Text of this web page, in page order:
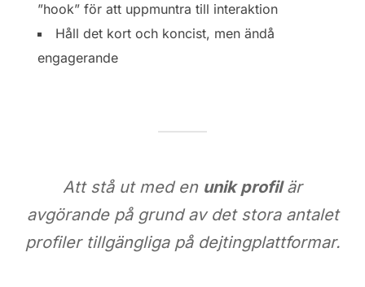
”hook” för att uppmuntra till interaktion
Håll det kort och koncist, men ändå
engagerande
Att stå ut med en unik profilär
avgörande på grund av det stora antalet
profiler tillgängliga på dejtingplattformar.